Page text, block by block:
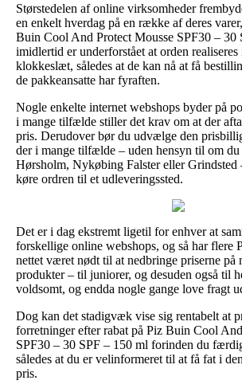
Størstedelen af online virksomheder
en enkelt hverdag på en række af deres
Buin Cool And Protect Mousse SPF30 – 30
imidlertid er underforstået at orden
klokkeslæt, således at de kan nå at få
de pakkeansatte har fyraften.
Nogle enkelte internet webshops byder på
i mange tilfælde stiller det krav om at der
pris. Derudover bør du udvælge den
der i mange tilfælde – uden hensyn til om
Hørsholm, Nykøbing Falster eller Grindsted
køre ordren til et udleveringssted.
Det er i dag ekstremt ligetil for enhver at
forskellige online webshops, og så har flere
nettet været nødt til at nedbringe priserne på
produkter – til juniorer, og desuden også til
voldsomt, og endda nogle gange love fragt
Dog kan det stadigvæk vise sig rentabelt at
forretninger efter rabat på Piz Buin Cool
SPF30 – 30 SPF – 150 ml forinden du
således at du er velinformeret til at få fat i
pris.